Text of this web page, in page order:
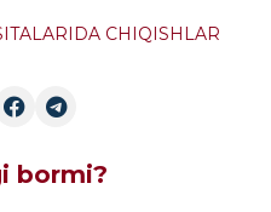
CHIQISHLAR
bormi?